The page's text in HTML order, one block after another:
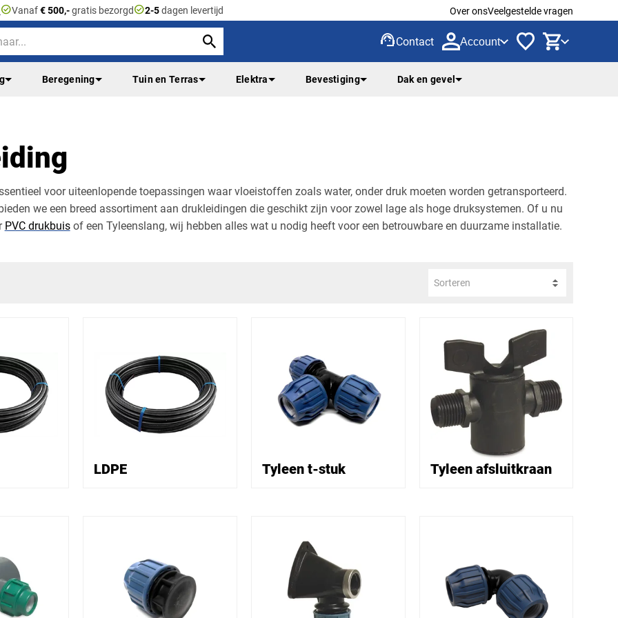
check_circleVanaf€ 500,-gratis bezorgdcheck_circle2-5dagen levertijd Over onsVeelgestelde vragen
support_agentContact Account
Beregening Tuin en Terras Elektra Bevestiging Dak en gevel
voor uiteenlopende toepassingen waar vloeistoffen zoals water, onder druk moeten worden getransporteerd.
we een breed assortiment aan drukleidingen die geschikt zijn voor zowel lage als hoge druksystemen. Of u nu
PVC drukbuisof een Tyleenslang, wij hebben alles wat u nodig heeft voor een betrouwbare en duurzame installatie.
Sorteren
LDPE Tyleen t-stuk Tyleen afsluitkraan